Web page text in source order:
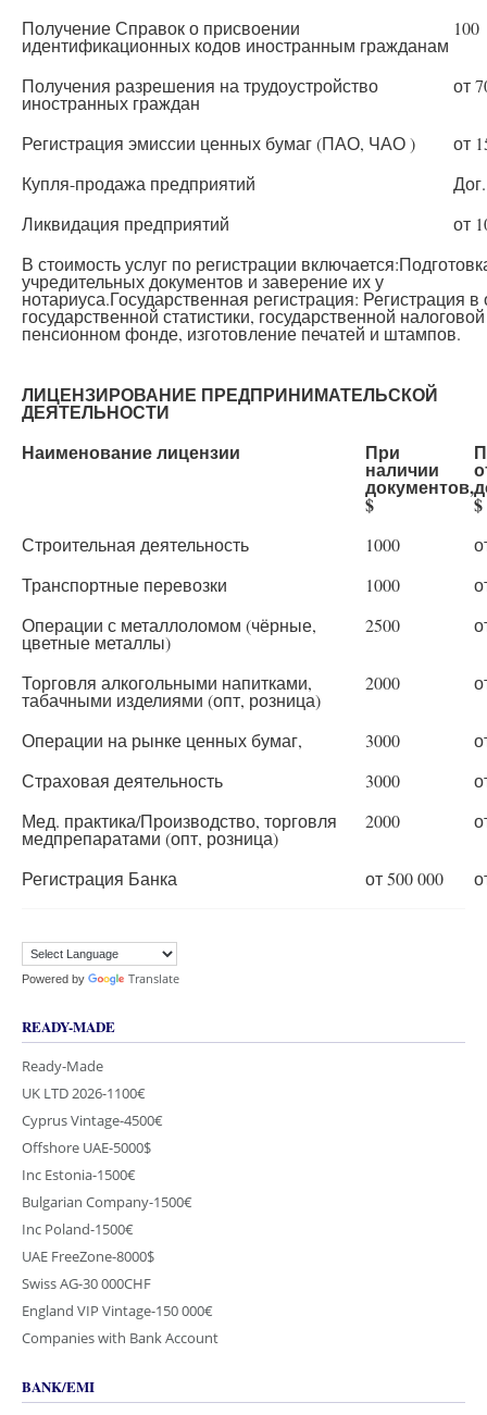
Получение Справок о присвоении
идентификационных кодов иностранным гражданам
100
Получения разрешения на трудоустройство
иностранных граждан
от
Регистрация эмиссии ценных бумаг (ПАО, ЧАО )
от
Купля-продажа предприятий
Дог.
Ликвидация предприятий
от
В стоимость услуг по регистрации
учредительных документов и заверение их у
нотариуса.Государственная регистрация: Регистрация в
государственной статистики, государственной
пенсионном фонде, изготовление печатей и штампов.
ЛИЦЕНЗИРОВАНИЕ ПРЕДПРИНИМАТЕЛЬСКОЙ
ДЕЯТЕЛЬНОСТИ
Наименование лицензии
При
наличии
документов,
$ $
Строительная деятельность 1000
Транспортные перевозки
1000
Операции с металлоломом (чёрные,
цветные металлы)
2500
Торговля алкогольными напитками,
табачными изделиями (опт, розница)
2000
Операции на рынке ценных бумаг, 3000
Страховая деятельность
3000
Мед. практика/Производство, торговля
медпрепаратами (опт, розница)
2000
Регистрация Банка от 500 000
Powered by Translate
READY-MADE
Ready-Made
UK LTD 2026-1100€
Cyprus Vintage-4500€
Offshore UAE-5000$
Inc Estonia-1500€
Bulgarian Company-1500€
Inc Poland-1500€
UAE FreeZone-8000$
Swiss AG-30 000CHF
England VIP Vintage-150 000€
Companies with Bank Account
BANK/EMI